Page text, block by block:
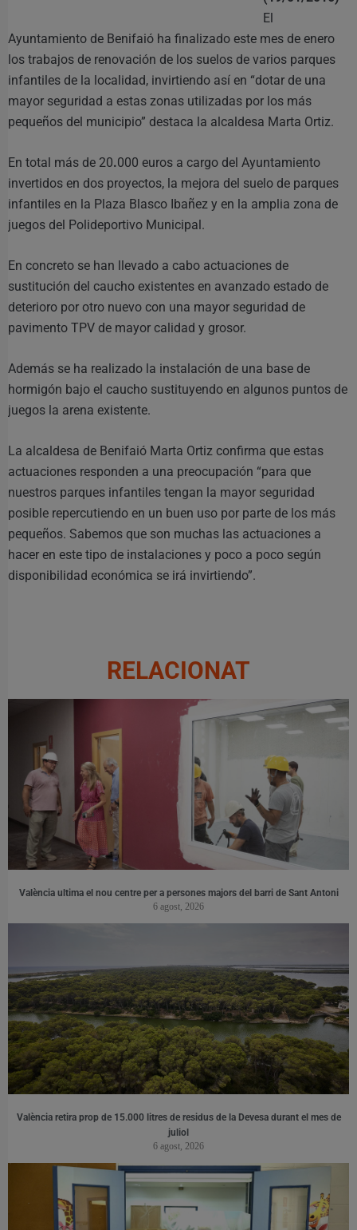
El
Ayuntamiento de Benifaió ha finalizado este mes de enero
los trabajos de renovación de los suelos de varios parques
infantiles de la localidad, invirtiendo así en “dotar de una
mayor seguridad a estas zonas utilizadas por los más
pequeños del municipio” destaca la alcaldesa Marta Ortiz.
En total más de 20.000 euros a cargo del Ayuntamiento
invertidos en dos proyectos, la mejora del suelo de parques
infantiles en la Plaza Blasco Ibañez y en la amplia zona de
juegos del Polideportivo Municipal.
En concreto se han llevado a cabo actuaciones de
sustitución del caucho existentes en avanzado estado de
deterioro por otro nuevo con una mayor seguridad de
pavimento TPV de mayor calidad y grosor.
Además se ha realizado la instalación de una base de
hormigón bajo el caucho sustituyendo en algunos puntos de
juegos la arena existente.
La alcaldesa de Benifaió Marta Ortiz confirma que estas
actuaciones responden a una preocupación “para que
nuestros parques infantiles tengan la mayor seguridad
posible repercutiendo en un buen uso por parte de los más
pequeños. Sabemos que son muchas las actuaciones a
hacer en este tipo de instalaciones y poco a poco según
disponibilidad económica se irá invirtiendo”.
RELACIONAT
València ultima el nou centre per a persones majors del barri de Sant Antoni
6 agost, 2026
València retira prop de 15.000 litres de residus de la Devesa durant el mes de
juliol
6 agost, 2026